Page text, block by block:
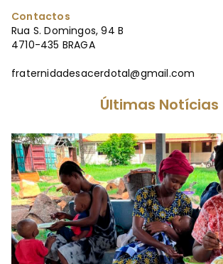
Contactos
Rua S. Domingos, 94 B
4710-435 BRAGA
fraternidadesacerdotal@gmail.com
Últimas Notícias